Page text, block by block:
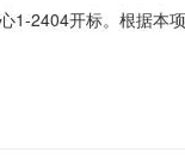
1-2404开标。根据本
元